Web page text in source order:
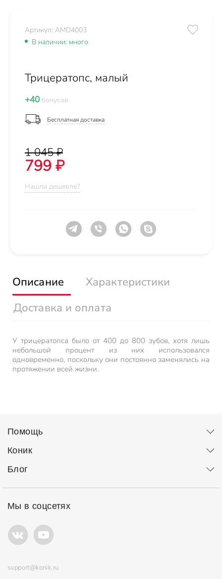
Артикул: AMD4003
В наличии: много
Трицератопс, малый
+40 бонусов
Бесплатная доставка
1 045 ₽
799 ₽
Нашли дешевле?
Описание
Характеристики
Доставка и оплата
У трицератопса было от 400 до 800 зубов, хотя лишь
небольшой процент из них использовался
одновременно, поскольку они постоянно заменялись на
протяжении всей жизни.
Помощь
Коник
Блог
Мы в соцсетях
support@konik.ru